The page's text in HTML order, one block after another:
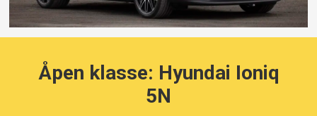
Åpen klasse: Hyundai Ioniq
5N